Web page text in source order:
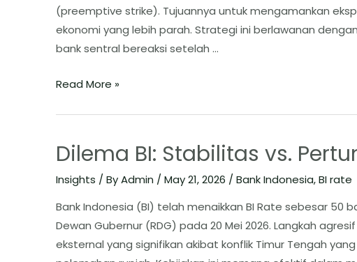
(preemptive strike). Tujuannya untuk mengamankan
ekonomi yang lebih parah. Strategi ini berlawanan
bank sentral bereaksi setelah …
Read More »
Dilema BI: Stabilitas vs.
Insights / ByAdmin / May 21, 2026 / Bank Indonesia,BI rate
Bank Indonesia (BI) telah menaikkan BI Rate sebesar 50
Dewan Gubernur (RDG) pada 20 Mei 2026. Langkah
eksternal yang signifikan akibat konflik Timur Tengah